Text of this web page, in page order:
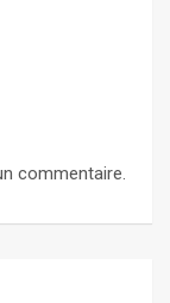
commentaire.